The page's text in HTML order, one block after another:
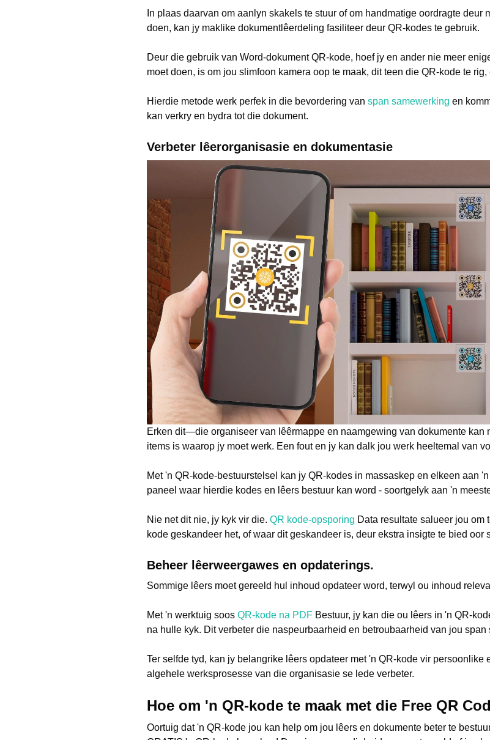
In plaas daarvan om aanlyn skakels te stuur of om handmatige oordragte deur
doen, kan jy maklike dokumentlêerdeling fasiliteer deur QR-kodes te gebruik.
Deur die gebruik van Word-dokument QR-kode, hoef jy en ander nie meer
moet doen, is om jou slimfoon kamera oop te maak, dit teen die QR-kode te
Hierdie metode werk perfek in die bevordering van span samewerking en
kan verkry en bydra tot die dokument.
Verbeter lêerorganisasie en dokumentasie
Erken dit—die organiseer van lêêrmappe en naamgewing van dokumente kan
items is waarop jy moet werk. Een fout en jy kan dalk jou werk heeltemal van
Met 'n QR-kode-bestuurstelsel kan jy QR-kodes in massaskep en elkeen aan
paneel waar hierdie kodes en lêers bestuur kan word - soortgelyk aan 'n
Nie net dit nie, jy kyk vir die. QR kode-opsporing Data resultate salueer jou om
kode geskandeer het, of waar dit geskandeer is, deur ekstra insigte te bied oor
Beheer lêerweergawes en opdaterings.
Sommige lêers moet gereeld hul inhoud opdateer word, terwyl ou inhoud
Met 'n werktuig soos QR-kode na PDF Bestuur, jy kan die ou lêers in 'n QR-
na hulle kyk. Dit verbeter die naspeurbaarheid en betroubaarheid van jou span
Ter selfde tyd, kan jy belangrike lêers opdateer met 'n QR-kode vir
algehele werksprosesse van die organisasie se lede verbeter.
Hoe om 'n QR-kode te maak met die Free QR
Oortuig dat 'n QR-kode jou kan help om jou lêers en dokumente beter te